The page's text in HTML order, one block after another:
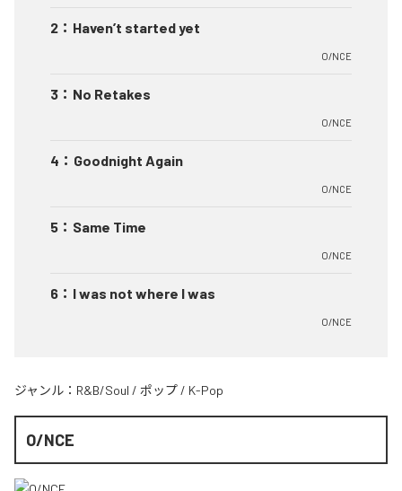
2 ： Haven’t started yet
O/NCE
3 ： No Retakes
O/NCE
4 ： Goodnight Again
O/NCE
5 ： Same Time
O/NCE
6 ： I was not where I was
O/NCE
ジャンル： R&B/Soul / ポップ / K-Pop
O/NCE